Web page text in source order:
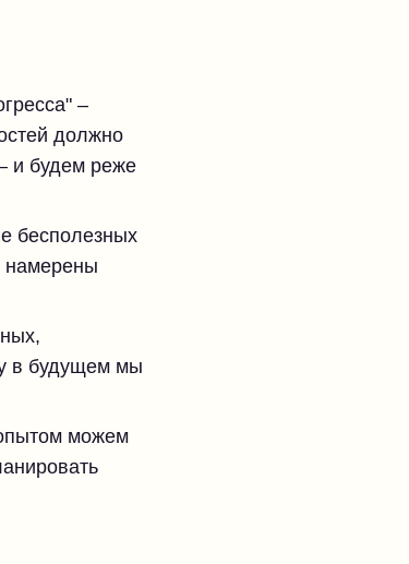
–
должно
и будем реже
бесполезных
намерены
в будущем мы
можем